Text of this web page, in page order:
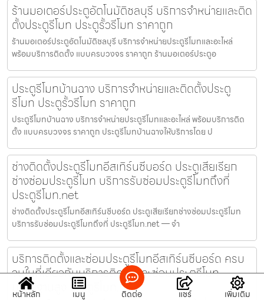
ร้านมอเตอร์ประตูอัตโนมัติชลบุรี บริการจำหน่ายและติด
ตั้งประตูรีโมท ประตูรั้วรีโมท ราคาถูก
ร้านมอเตอร์ประตูอัตโนมัติชลบุรี บริการจำหน่ายประตูรีโมทและอะไหล่
พร้อมบริการติดตั้ง แบบครบวงจร ราคาถูก ร้านมอเตอร์ประตูอ
ประตูรีโมทบ้านฉาง บริการจำหน่ายและติดตั้งประตู
รีโมท ประตูรั้วรีโมท ราคาถูก
ประตูรีโมทบ้านฉาง บริการจำหน่ายประตูรีโมทและอะไหล่ พร้อมบริการติด
ตั้ง แบบครบวงจร ราคาถูก ประตูรีโมทบ้านฉางให้บริการโดย ป
ช่างติดตั้งประตูรีโมทอีสเทิร์นซีบอร์ด ประตูเสียเรียก
ช่างซ่อมประตูรีโมท บริการรับซ่อมประตูรีโมทถึงที่
ประตูรีโมท.net
ช่างติดตั้งประตูรีโมทอีสเทิร์นซีบอร์ด ประตูเสียเรียกช่างซ่อมประตูรีโมท
บริการรับซ่อมประตูรีโมทถึงที่ ประตูรีโมท.net — จำ
บริการติดตั้งและซ่อมประตูรีโมทอีสเทิร์นซีบอร์ด ครบ
จบในที่เดียวกับบริการติดตั้งและซ่อมประตูรีโมท
มาตรฐานสูง ประตูรีโมท.net
หน้าหลัก เมนู ติดต่อ แชร์ เพิ่มเติม